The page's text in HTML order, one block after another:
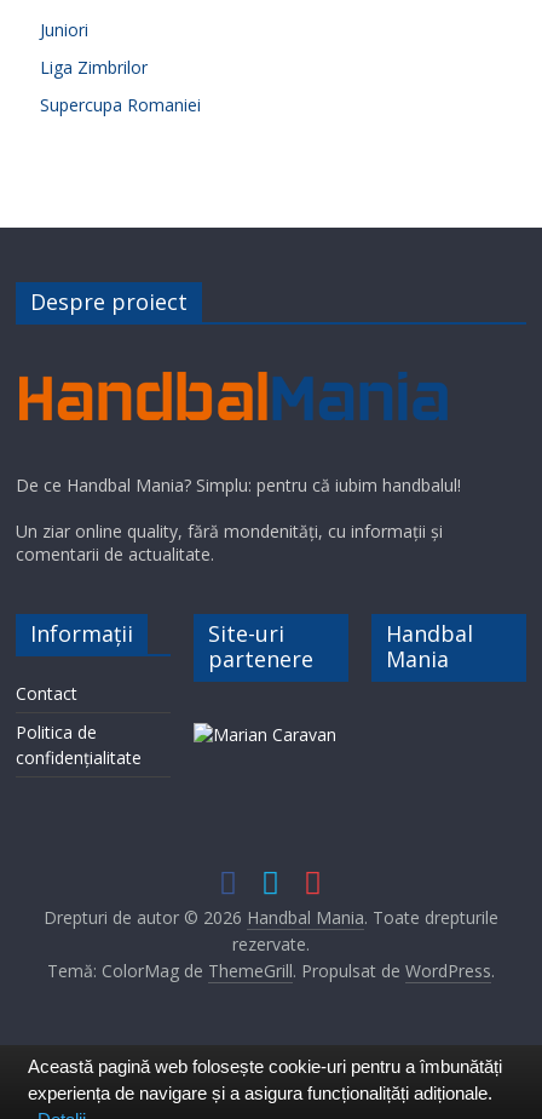
Juniori
Liga Zimbrilor
Supercupa Romaniei
Despre proiect
De ce Handbal Mania? Simplu: pentru că iubim handbalul!
Un ziar online quality, fără mondenități, cu informații și
comentarii de actualitate.
Informații
Contact
Politica de
confidențialitate
Site-uri
partenere
Handbal
Mania
Drepturi de autor © 2026 Handbal Mania. Toate drepturile
rezervate.
Temă: ColorMag de ThemeGrill. Propulsat de WordPress.
Această pagină web folosește cookie-uri pentru a îmbunătăți
experiența de navigare și a asigura funcționalițăți adiționale.